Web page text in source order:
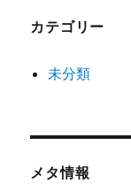
カテゴリー
未分類
メタ情報